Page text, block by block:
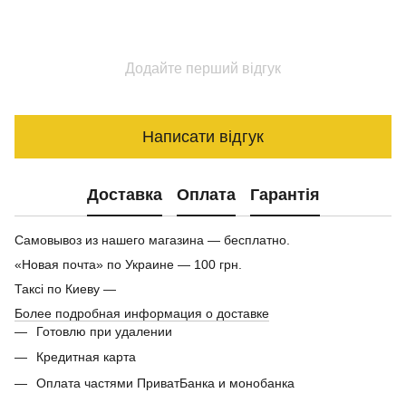
Додайте перший відгук
Написати відгук
Доставка Оплата Гарантія
Самовывоз из нашего магазина — бесплатно.
«Новая почта» по Украине — 100 грн.
Таксі по Киеву —
Более подробная информация о доставке
Готовлю при удалении
Кредитная карта
Оплата частями ПриватБанка и монобанка